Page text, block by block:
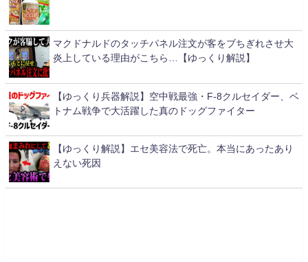
マクドナルドのタッチパネル注文が客をブちぎれさせ大
炎上している理由がこちら…【ゆっくり解説】
【ゆっくり兵器解説】空中戦最強・F-8クルセイダー、ベ
トナム戦争で大活躍した真のドッグファイター
【ゆっくり解説】エセ美容法で死亡。本当にあったあり
えない死因